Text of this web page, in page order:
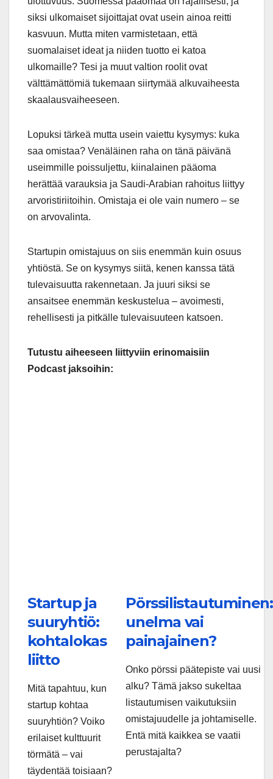
siksi ulkomaiset sijoittajat ovat usein ainoa reitti
kasvuun. Mutta miten varmistetaan, että
suomalaiset ideat ja niiden tuotto ei katoa
ulkomaille? Tesi ja muut valtion roolit ovat
välttämättömiä tukemaan siirtymää alkuvaiheesta
skaalausvaiheeseen.
Lopuksi tärkeä mutta usein vaiettu kysymys: kuka
saa omistaa? Venäläinen raha on tänä päivänä
useimmille poissuljettu, kiinalainen pääoma
herättää varauksia ja Saudi-Arabian rahoitus liittyy
arvoristiriitoihin. Omistaja ei ole vain numero – se
on arvovalinta.
Startupin omistajuus on siis enemmän kuin osuus
yhtiöstä. Se on kysymys siitä, kenen kanssa tätä
tulevaisuutta rakennetaan. Ja juuri siksi se
ansaitsee enemmän keskustelua – avoimesti,
rehellisesti ja pitkälle tulevaisuuteen katsoen.
Tutustu aiheeseen liittyviin erinomaisiin
Podcast jaksoihin:
Startup ja
suuryhtiö:
kohtalokas
liitto
Mitä tapahtuu, kun
startup kohtaa
suuryhtiön? Voiko
erilaiset kulttuurit
törmätä – vai
täydentää toisiaan?
Pörssilistautuminen:
unelma vai
painajainen?
Onko pörssi päätepiste vai uusi
alku? Tämä jakso sukeltaa
listautumisen vaikutuksiin
omistajuudelle ja johtamiselle.
Entä mitä kaikkea se vaatii
perustajalta?